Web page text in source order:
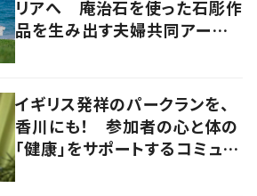
リアへ 庵治石を使った石彫作
品を生み出す夫婦共同アーティ
イギリス発祥のパークランを、
香川にも！ 参加者の心と体の
「健康」をサポートするコミュニ